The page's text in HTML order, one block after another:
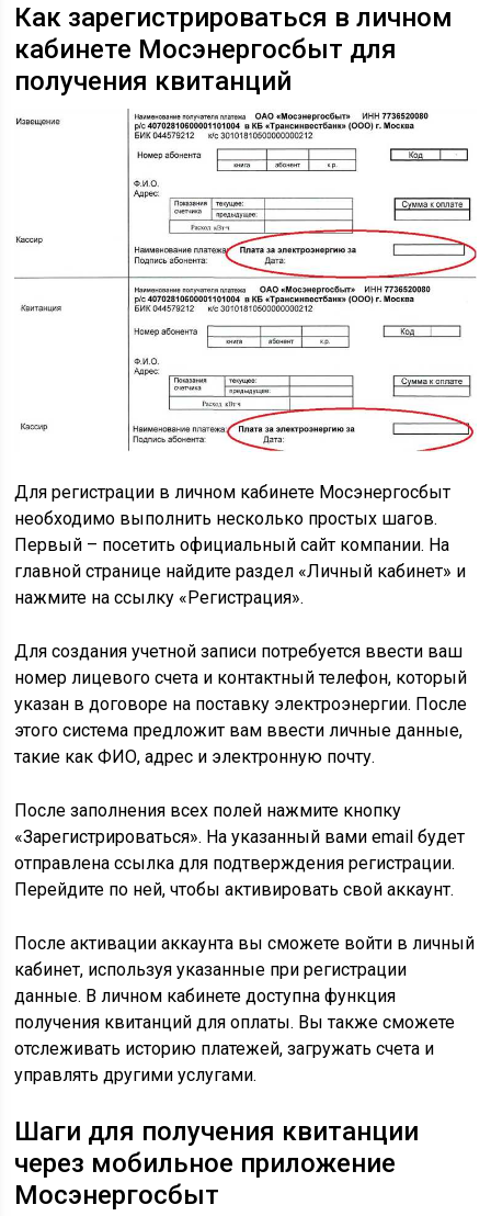
Как зарегистрироваться в личном
кабинете Мосэнергосбыт для
получения квитанций
Для регистрации в личном кабинете Мосэнергосбыт
необходимо выполнить несколько простых шагов.
Первый – посетить официальный сайт компании. На
главной странице найдите раздел «Личный кабинет» и
нажмите на ссылку «Регистрация».
Для создания учетной записи потребуется ввести ваш
номер лицевого счета и контактный телефон, который
указан в договоре на поставку электроэнергии. После
этого система предложит вам ввести личные данные,
такие как ФИО, адрес и электронную почту.
После заполнения всех полей нажмите кнопку
«Зарегистрироваться». На указанный вами email будет
отправлена ссылка для подтверждения регистрации.
Перейдите по ней, чтобы активировать свой аккаунт.
После активации аккаунта вы сможете войти в личный
кабинет, используя указанные при регистрации
данные. В личном кабинете доступна функция
получения квитанций для оплаты. Вы также сможете
отслеживать историю платежей, загружать счета и
управлять другими услугами.
Шаги для получения квитанции
через мобильное приложение
Мосэнергосбыт